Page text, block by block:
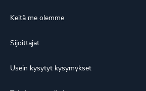
Keitä me olemme
Sijoittajat
Usein kysytyt kysymykset